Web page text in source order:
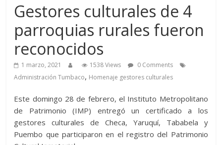
Gestores culturales de 4
parroquias rurales fueron
reconocidos
1 marzo, 2021 1538 Views
0 Comments
Administración Tumbaco, Homenaje gestores culturales
Este domingo 28 de febrero, el Instituto Metropolitano
de Patrimonio (IMP) entregó un certificado a los
gestores culturales de Checa, Yaruquí, Tababela y
Puembo que participaron en el registro del Patrimonio